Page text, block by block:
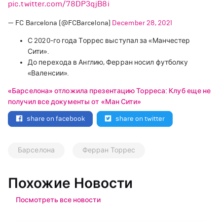
pic.twitter.com/78DP3qjB8i
— FC Barcelona (@FCBarcelona) December 28, 2021
С 2020-го года Торрес выступал за «Манчестер
Сити».
До перехода в Англию, Ферран носил футболку
«Валенсии».
«Барселона» отложила презентацию Торреса: Клуб еще не
получил все документы от «Ман Сити»
share on facebook
share on twitter
Барселона Ферран Торрес
Похожие Новости
Посмотреть все новости